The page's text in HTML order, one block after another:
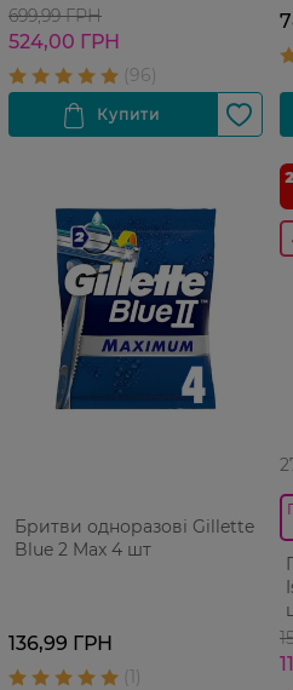
699,99 ГРН
524,00 ГРН
Бритви одноразові Gillette
Blue 2 Max 4 шт
136,99 ГРН